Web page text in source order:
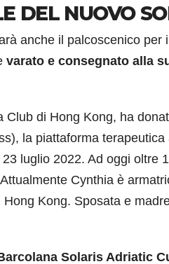
DEL NUOVO
anche il palcoscenico
varato e consegnato alla
Club di Hong Kong, ha
la piattaforma
luglio 2022. Ad oggi oltre
Cynthia è
Kong. Sposata e
Solaris Adriatic